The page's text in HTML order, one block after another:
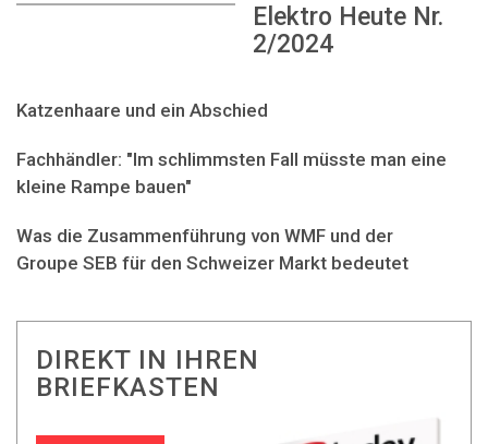
Elektro Heute Nr.
2/2024
Katzenhaare und ein Abschied
Fachhändler: "Im schlimmsten Fall müsste man eine
kleine Rampe bauen"
Was die Zusammenführung von WMF und der
Groupe SEB für den Schweizer Markt bedeutet
DIREKT IN IHREN
BRIEFKASTEN